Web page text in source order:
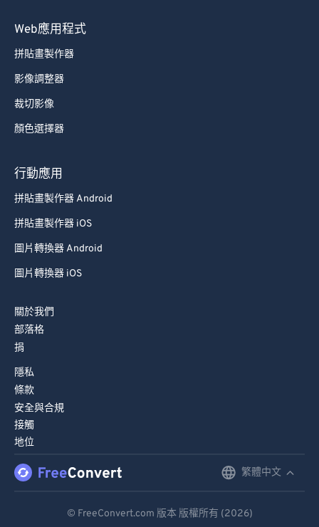
Web應用程式
拼貼畫製作器
影像調整器
裁切影像
顏色選擇器
行動應用
拼貼畫製作器 Android
拼貼畫製作器 iOS
圖片轉換器 Android
圖片轉換器 iOS
關於我們
部落格
捐
隱私
條款
安全與合規
接觸
地位
繁體中文
© FreeConvert.com 版本 版權所有 (2026)